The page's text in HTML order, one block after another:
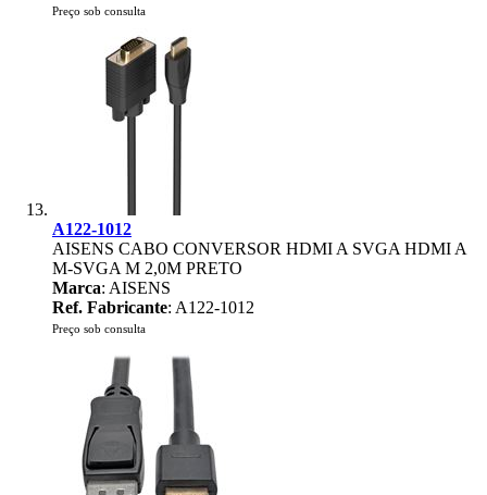
Preço sob consulta
A122-1012
AISENS CABO CONVERSOR HDMI A SVGA HDMI A
M-SVGA M 2,0M PRETO
Marca: AISENS
Ref. Fabricante: A122-1012
Preço sob consulta